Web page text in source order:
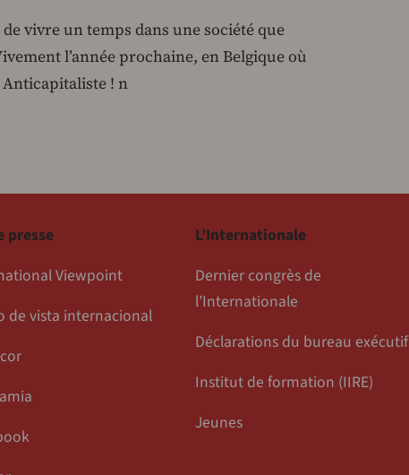
vivre un temps dans une société que
l’année prochaine, en Belgique où
Anticapitaliste ! n
presse
Viewpoint
de vista internacional
L’Internationale
Dernier congrès de
l’Internationale
Déclarations du bureau exécutif
Institut de formation (IIRE)
Jeunes